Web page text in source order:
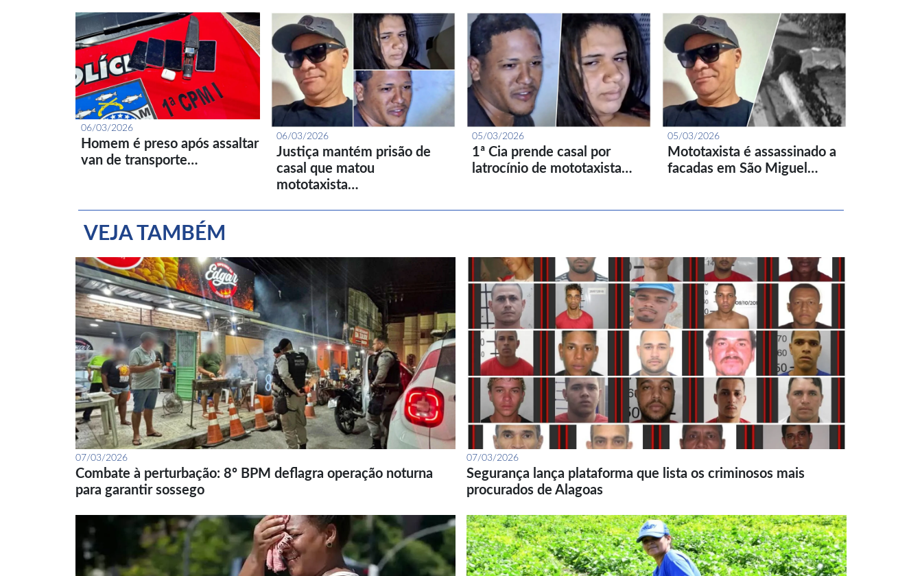
06/03/2026
Homem é preso após assaltar
van de transporte…
06/03/2026
Justiça mantém prisão de
casal que matou
mototaxista…
05/03/2026
1ª Cia prende casal por
latrocínio de mototaxista…
05/03/2026
Mototaxista é assassinado a
facadas em São Miguel…
VEJA TAMBÉM
07/03/2026
Combate à perturbação: 8º BPM deflagra operação noturna
para garantir sossego
07/03/2026
Segurança lança plataforma que lista os criminosos mais
procurados de Alagoas